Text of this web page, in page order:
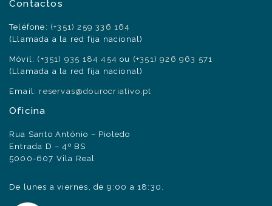
Contactos
Teléfone: (+351) 259 336 164
(Llamada a la red fija nacional)
Móvil: (+351) 935 184 454 ou (+351) 926 963 571
(Llamada a la red fija nacional)
Email: reservas@dourocriativo.pt
Oficina
Rua Santo António – Pioledo
Entrada D – 4º BS
5000-607 Vila Real
De lunes a viernes, de 9:00 a 18:30.